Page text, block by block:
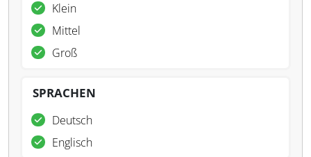
Klein
Mittel
Groß
SPRACHEN
Deutsch
Englisch